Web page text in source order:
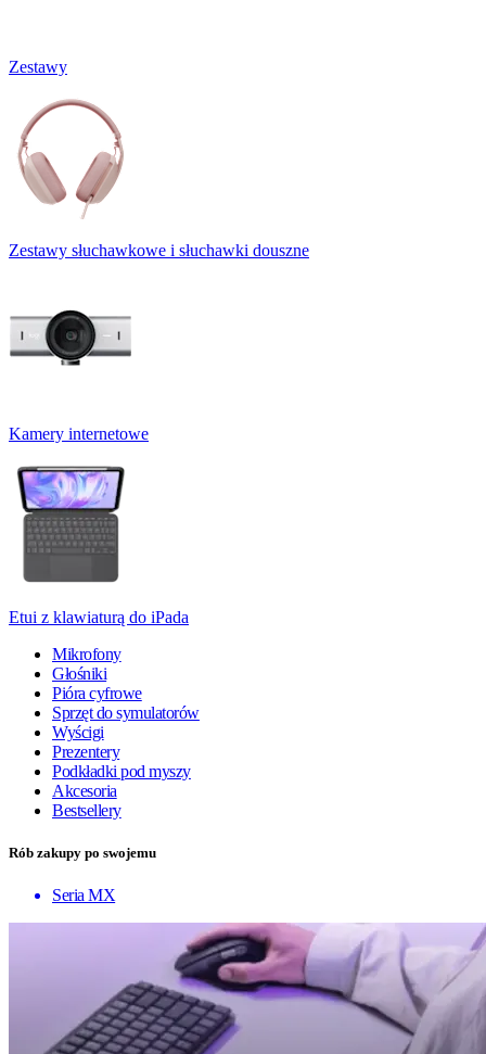
Zestawy
Zestawy słuchawkowe i słuchawki douszne
Kamery internetowe
Etui z klawiaturą do iPada
Mikrofony
Głośniki
Pióra cyfrowe
Sprzęt do symulatorów
Wyścigi
Prezentery
Podkładki pod myszy
Akcesoria
Bestsellery
Rób zakupy po swojemu
Seria MX